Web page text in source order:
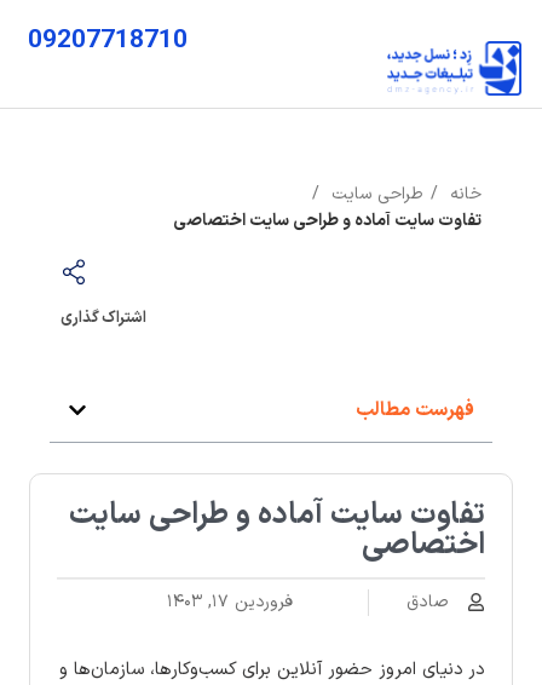
09207718710
خانه
طراحی سایت
تفاوت سایت آماده و طراحی سایت اختصاصی
اشتراک گذاری
فهرست مطالب
تفاوت سایت آماده و طراحی سایت
اختصاصی
صادق فروردین ۱۷, ۱۴۰۳
در دنیای امروز حضور آنلاین برای کسب‌وکارها، سازمان‌ها و